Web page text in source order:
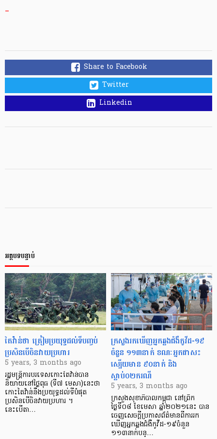
_
Share to Facebook
Twitter
Linkedin
អត្ថបទបន្ទាប់
តៃវ៉ាន់ថា ត្រៀមប្រយុទ្ធដល់ទីបញ្ចប់
ប្រសិនបើ​ចិនវាយប្រហារ
5 years, 3 months ago
រដ្ឋមន្ត្រី​ការបរទេស​កោះតៃវ៉ាន់​បាន
និយាយនៅថ្ងៃពុធ (ទី៧ មេសា)នេះថា
កោះតៃវ៉ាន់​នឹង​ប្រយុទ្ធដល់ទីបំផុត
ប្រសិនបើ​ចិន​វាយប្រហារ ។
នេះបើតា…
ក្រសួងរកឃើញ​អ្នកឆ្លង​ជំងឺកូវីដ-១៩
ចំនួន ១១៣នាក់ ខណៈ​អ្នកជាសះ
ស្បើយ​មាន ៩០នាក់ និង
ស្លាប់០២ករណី
5 years, 3 months ago
ក្រសួងសុខាភិបាលកម្ពុជា នៅព្រឹក
ថ្ងៃទី០៨ ខែមេសា ឆ្នាំ២០២១នេះ បាន
ចេញសេចក្តីប្រកាសព័ត៌មានពីការរក
ឃើញអ្នកឆ្លងជំងឺ​កូវីដ-១៩​ចំនួន​
១១៣នាក់​បន្…